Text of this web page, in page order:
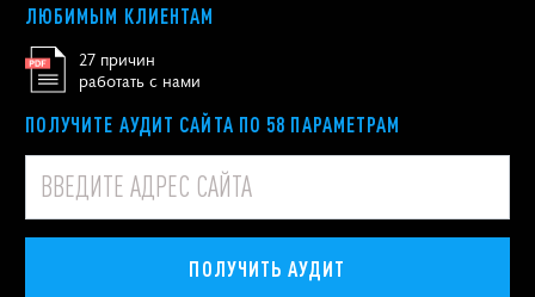
ЛЮБИМЫМ КЛИЕНТАМ
27 причин
работать с нами
ПОЛУЧИТЕ АУДИТ САЙТА ПО 58 ПАРАМЕТРАМ
ПОЛУЧИТЬ АУДИТ